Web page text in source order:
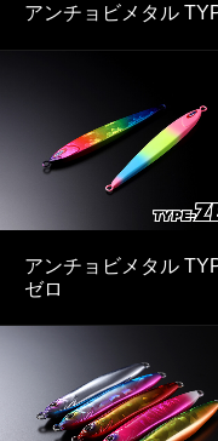
アンチョビメタル
アンチョビメタル
ゼロ